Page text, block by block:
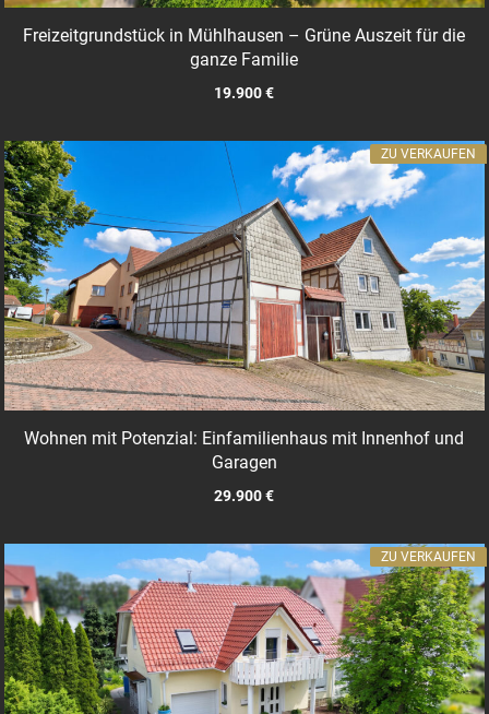
Freizeitgrundstück in Mühlhausen – Grüne Auszeit für die
ganze Familie
19.900 €
Wohnen mit Potenzial: Einfamilienhaus mit Innenhof und
Garagen
29.900 €
ZU VERKAUFEN
ZU VERKAUFEN